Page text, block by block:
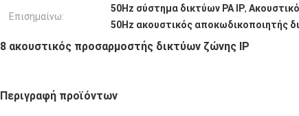
Επισημαίνω:
50Hz σύστημα δικτύων PA IP,
50Hz ακουστικός αποκωδικοποιητής
8 ακουστικός προσαρμοστής δικτύων ζώνης IP
Περιγραφή προϊόντων